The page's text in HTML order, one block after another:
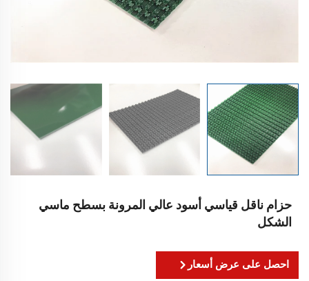
حزام ناقل قياسي أسود عالي المرونة بسطح ماسي
الشكل
احصل على عرض أسعار